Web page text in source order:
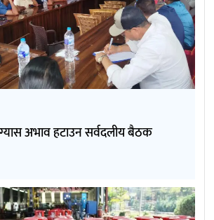
अभाव हटाउन सर्वदलीय बैठक